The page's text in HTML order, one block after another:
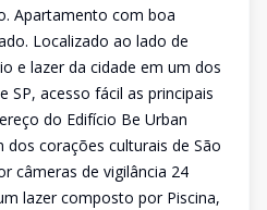
Apartamento com boa
Localizado ao lado de
e lazer da cidade em um dos
SP, acesso fácil as principais
do Edifício Be Urban
corações culturais de São
câmeras de vigilância 24
lazer composto por Piscina,